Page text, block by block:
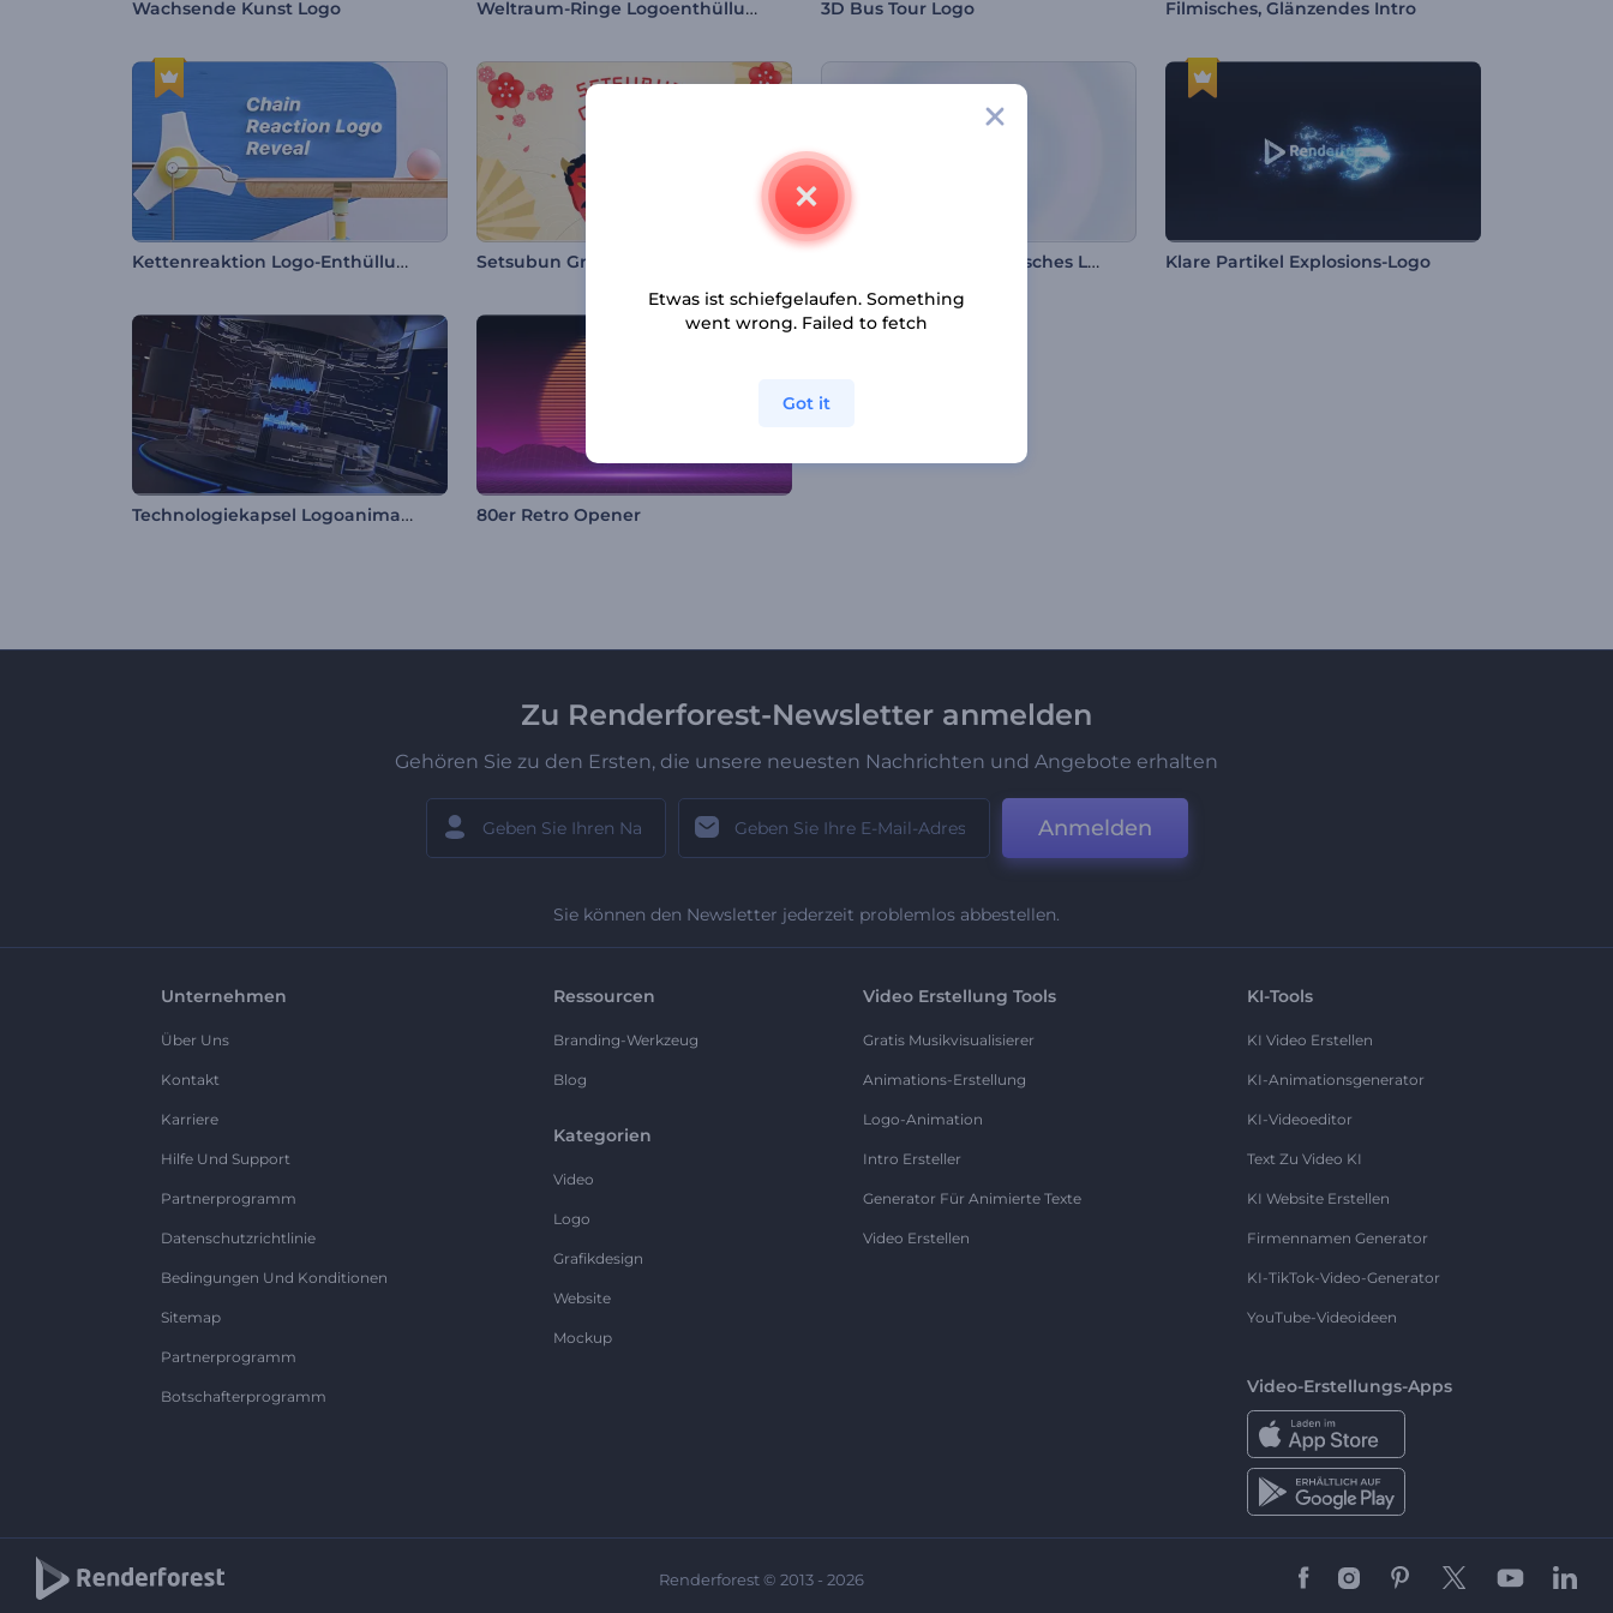
Wachsende Kunst Logo Weltraum-Ringe Logoenthüllung 3D Bus Tour Logo Filmisches, Glänzendes Intro
Kettenreaktion Logo-Enthüllung Setsubun Gruß Animationen Kreiselndes Minimalistisches Logo Klare Partikel Explosions-Logo
Technologiekapsel Logoanimation 80er Retro Opener
Zu Renderforest-Newsletter anmelden
Gehören Sie zu den Ersten, die unsere neuesten Nachrichten und Angebote erhalten
Anmelden
Sie können den Newsletter jederzeit problemlos abbestellen.
Unternehmen
Über Uns
Kontakt
Karriere
Hilfe Und Support
Partnerprogramm
Datenschutzrichtlinie
Bedingungen Und Konditionen
Sitemap
Partnerprogramm
Botschafterprogramm
Ressourcen
Branding-Werkzeug
Blog
Kategorien
Video
Logo
Grafikdesign
Website
Mockup
Video Erstellung Tools
Gratis Musikvisualisierer
Animations-Erstellung
Logo-Animation
Intro Ersteller
Generator Für Animierte Texte
Video Erstellen
KI-Tools
KI Video Erstellen
KI-Animationsgenerator
KI-Videoeditor
Text Zu Video KI
KI Website Erstellen
Firmennamen Generator
KI-TikTok-Video-Generator
YouTube-Videoideen
Video-Erstellungs-Apps
Renderforest © 2013 - 2026
Etwas ist schiefgelaufen. Something
went wrong. Failed to fetch
Got it